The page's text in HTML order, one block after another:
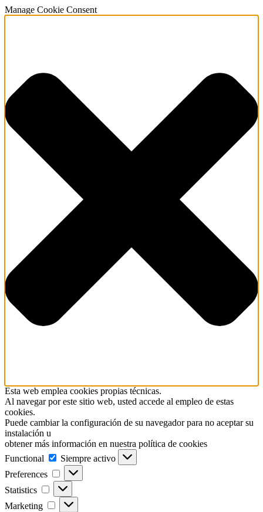
Manage Cookie Consent
Esta web emplea cookies propias técnicas.
Al navegar por este sitio web, usted accede al empleo de estas
cookies.
Puede cambiar la configuración de su navegador para no aceptar su
instalación u
obtener más información en nuestra política de cookies
Functional
Functional
Siempre activo
Preferences
Preferences
Statistics Statistics
Marketing Marketing